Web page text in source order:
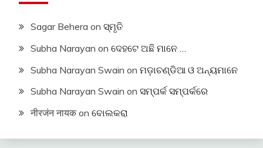
Sagar Behera on ସ୍ମୃତି
Subha Narayan on ଦେହଟେ ଅଛି ମାନେ …
Subha Narayan Swain on ମଡ଼ାଚଣ୍ଡିଆ ଓ ଅନ୍ୟମାନେ
Subha Narayan Swain on ସମ୍ପର୍କ ସମ୍ପର୍କରେ
नीरजंन नायक on ବୋଲକରା